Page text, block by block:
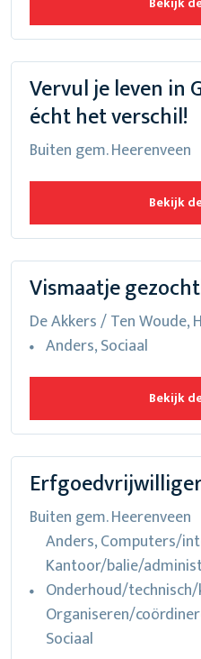
Vervul je leven in
écht het verschil!
Buiten gem. Heerenveen
Bekijk
Vismaatje
De Akkers / Ten Woude,
Anders, Sociaal
Bekijk
Buiten gem. Heerenveen
Anders, Computers/
Kantoor/balie/
Onderhoud/technisch/
Organiseren/
Sociaal